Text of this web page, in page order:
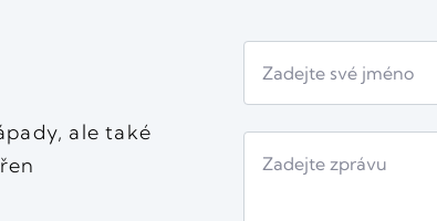
ale také